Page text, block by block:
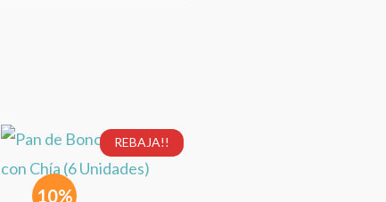
REBAJA!!
10%
El
precio
original
era:
El
precio
actual
Pan
de
Bono